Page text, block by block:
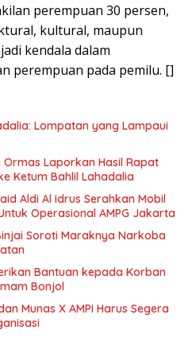
perempuan 30 persen,
kultural, maupun
kendala dalam
perempuan pada pemilu. []
Lompatan yang Lampaui
Laporkan Hasil Rapat
Ketum Bahlil Lahadalia
Aldi Al Idrus Serahkan Mobil
Operasional AMPG Jakarta
Soroti Maraknya Narkoba
Bantuan kepada Korban
Bonjol
Munas X AMPI Harus Segera